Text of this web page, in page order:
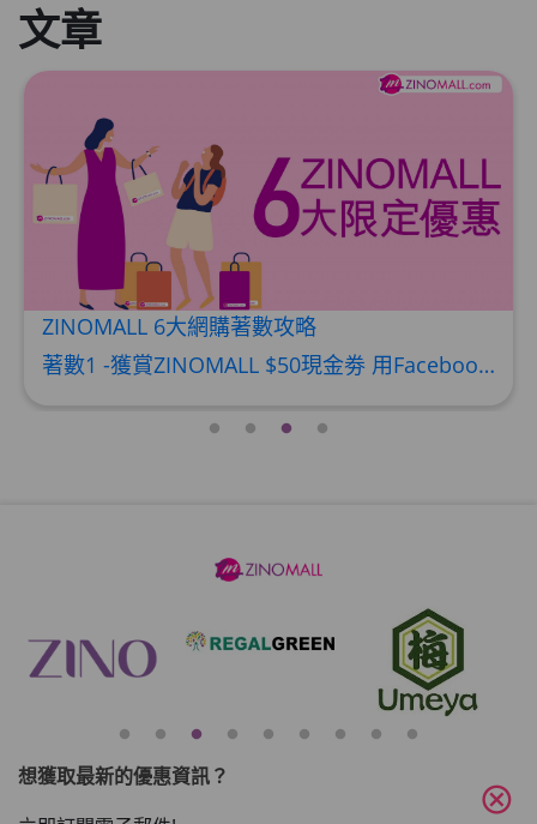
文章
2026魚油挑選指南!魚油消炎降三高 魚油應該什
麼時候吃? 注意3大禁忌勿踩雷
近年網上關於魚油的討論度居高不下，許多飽受都市病困擾的朋友，都想靠魚油來消炎、降三高。到底這個被譽為「血管清道夫」的保健聖品，具備甚麼神奇的健康功效？魚油又應該甚麼時候吃才能發揮最大發揮？ 魚油應該甚麼時候吃？營養師揭最佳時機 很多人買了魚油卻隨心意亂吃，結果效果大打折扣。營養師指出，魚油屬於脂溶性營養素，這意味着它需要與食物中的脂肪一同消化，才能達到最高的吸收率。 因此，魚油最理想的服用時機是一天之中最豐盛的一餐（通常是午餐或晚餐）隨餐或飯後服用，利用餐點中的油脂幫助 Omega-3 完美釋放！相
想獲取最新的優惠資訊？
cancel